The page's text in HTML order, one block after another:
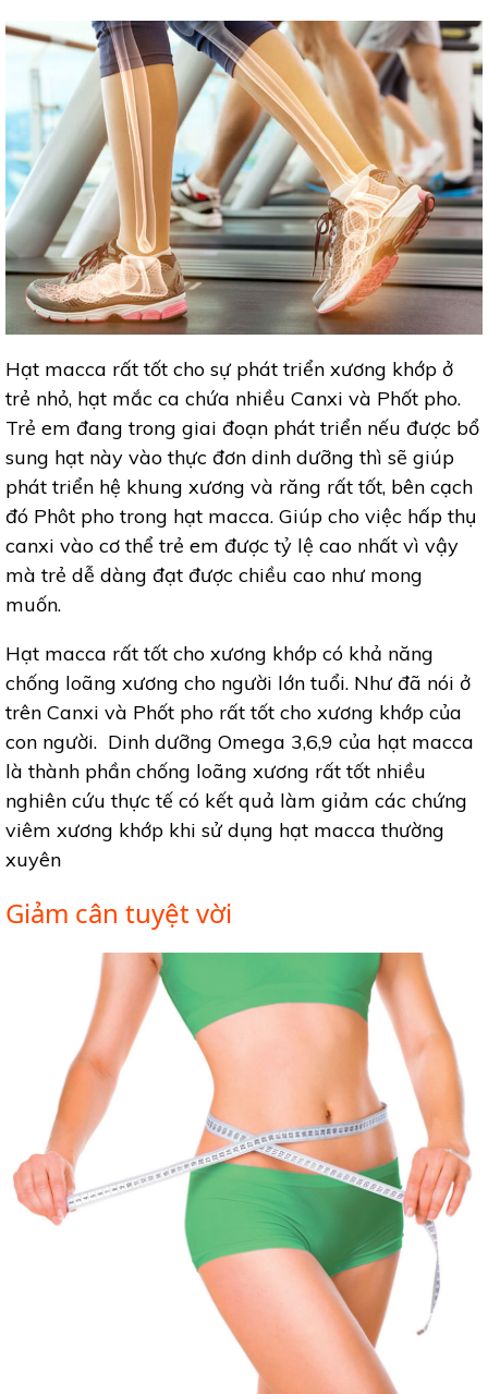
Hạt macca rất tốt cho sự phát triển xương khớp ở
trẻ nhỏ, hạt mắc ca chứa nhiều Canxi và Phốt pho.
Trẻ em đang trong giai đoạn phát triển nếu được bổ
sung hạt này vào thực đơn dinh dưỡng thì sẽ giúp
phát triển hệ khung xương và răng rất tốt, bên cạch
đó Phôt pho trong hạt macca. Giúp cho việc hấp thụ
canxi vào cơ thể trẻ em được tỷ lệ cao nhất vì vậy
mà trẻ dễ dàng đạt được chiều cao như mong
muốn.
Hạt macca rất tốt cho xương khớp có khả năng
chống loãng xương cho người lớn tuổi. Như đã nói ở
trên Canxi và Phốt pho rất tốt cho xương khớp của
con người. Dinh dưỡng Omega 3,6,9 của hạt macca
là thành phần chống loãng xương rất tốt nhiều
nghiên cứu thực tế có kết quả làm giảm các chứng
viêm xương khớp khi sử dụng hạt macca thường
xuyên
Giảm cân tuyệt vời